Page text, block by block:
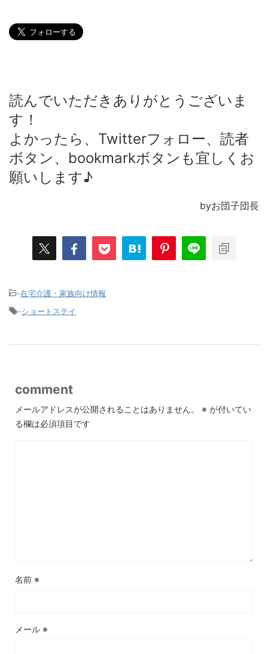
読んでいただきありがとうございま
す！
よかったら、Twitterフォロー、読者
ボタン、bookmarkボタンも宜しくお
願いします♪
byお団子団長
-在宅介護・家族向け情報
-ショートステイ
comment
メールアドレスが公開されることはありません。 ※ が付いてい
る欄は必須項目です
名前 ※
メール ※